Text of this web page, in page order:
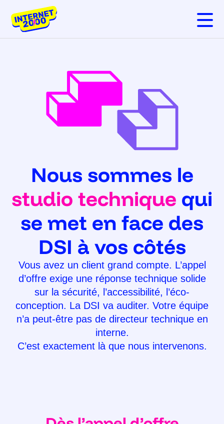
Open
Nous sommes le
studio technique qui
se met en face des
DSI à vos côtés
Vous avez un client grand compte. L’appel
d’offre exige une réponse technique solide
sur la sécurité, l’accessibilité, l’éco-
conception. La DSI va auditer. Votre équipe
n’a peut-être pas de directeur technique en
interne.
C’est exactement là que nous intervenons.